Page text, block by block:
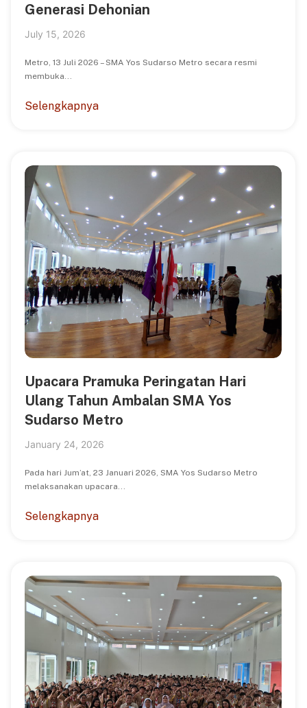
Generasi Dehonian
July 15, 2026
Metro, 13 Juli 2026 – SMA Yos Sudarso Metro secara resmi
membuka...
Selengkapnya
Upacara Pramuka Peringatan Hari
Ulang Tahun Ambalan SMA Yos
Sudarso Metro
January 24, 2026
Pada hari Jum’at, 23 Januari 2026, SMA Yos Sudarso Metro
melaksanakan upacara...
Selengkapnya